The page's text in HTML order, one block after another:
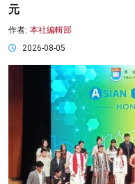
元
作者: 本社編輯部
2026-08-05